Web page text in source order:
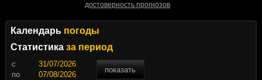
достоверность прогнозов
Календарь погоды
Статистика за период
c
показать
по